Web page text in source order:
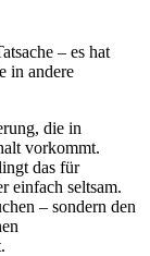
– es hat
in andere
die in
vorkommt.
das für
einfach seltsam.
– sondern den